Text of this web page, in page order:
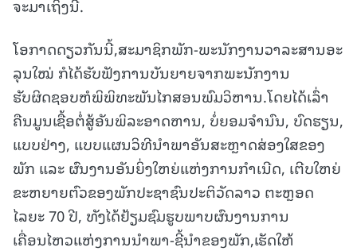
ຈະມາເຖິງນີ້.
ໂອກາດດຽວກັນນີ້,ສະມາຊິກພັກ-ພະນັກງານວາລະສານອະ
ລຸນໃໝ່ ກໍໄດ້ຮັບຟັງການບັນຍາຍຈາກພະນັກງານ
ຮັບຜິດຊອບຫໍພິພິທະພັນໄກສອນພົມວິຫານ.ໂດຍໄດ້ເລົ່າ
ຄືນມູນເຊື້ອຕໍ່ສູ້ອັນພິລະອາດຫານ, ບໍ່ຍອມຈໍານົນ, ບົດຮຽນ,
ແບບຢ່າງ, ແບບແຜນວິທີນໍາພາອັນສະຫຼາດສ່ອງໃສຂອງ
ພັກ ແລະ ຜົນງານອັນຍິ່ງໃຫຍ່ແຫ່ງການກຳເນີດ, ເຕີບໃຫຍ່
ຂະຫຍາຍຕົວຂອງພັກປະຊາຊົນປະຕິວັດລາວ ຕະຫຼອດ
ໄລຍະ 70 ປີ, ທັງໄດ້ຢ້ຽມຊົມຮູບພາບຜົນງານການ
ເຄື່ອນໄຫວແຫ່ງການນໍາພາ-ຊີ້ນໍາຂອງພັກ,ເຮັດໃຫ້